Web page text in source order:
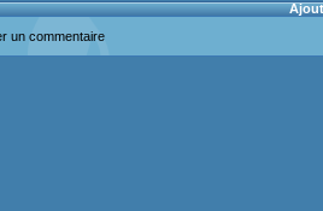
un commentaire